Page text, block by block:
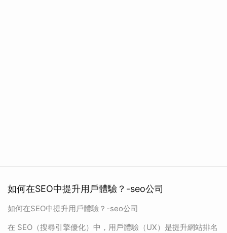
如何在SEO中提升用戶體驗？-seo公司
如何在SEO中提升用戶體驗？-seo公司
在 SEO（搜尋引擎優化）中，用戶體驗（UX）是提升網站排名